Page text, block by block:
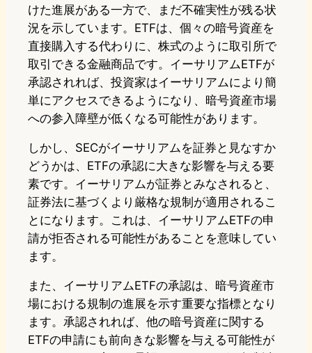
けた進展がある一方で、まだ不確実性が残る状
況を示しています。ETFは、個々の暗号資産を
直接購入する代わりに、株式のように取引所で
取引できる金融商品です。イーサリアムETFが
承認されれば、投資家はイーサリアムにより簡
単にアクセスできるようになり、暗号資産市場
への参入障壁が低くなる可能性があります。
しかし、SECがイーサリアムを証券と見なすか
どうかは、ETFの承認に大きな影響を与える要
素です。イーサリアムが証券とみなされると、
証券法に基づくより厳格な規制が適用されるこ
とになります。これは、イーサリアムETFの申
請が拒否される可能性があることを意味してい
ます。
また、イーサリアムETFの承認は、暗号資産市
場における規制の進展を示す重要な指標となり
ます。承認されれば、他の暗号資産に関する
ETFの申請にも前向きな影響を与える可能性が